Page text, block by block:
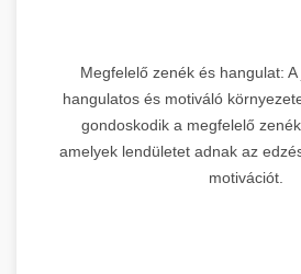
Megfelelő zenék és hangulat:
hangulatos és motiváló
gondoskodik a megfelelő
amelyek lendületet adnak az
motivációt.